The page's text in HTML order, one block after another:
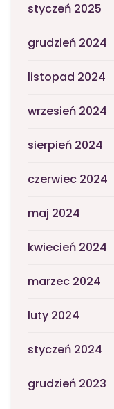
styczeń 2025
grudzień 2024
listopad 2024
wrzesień 2024
sierpień 2024
czerwiec 2024
maj 2024
kwiecień 2024
marzec 2024
luty 2024
styczeń 2024
grudzień 2023